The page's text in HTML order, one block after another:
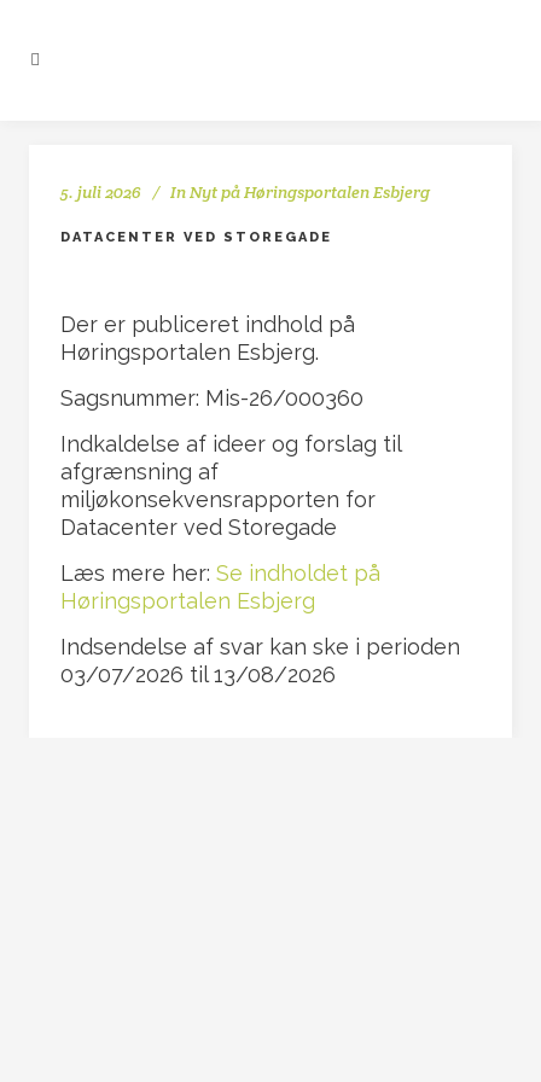
5. juli 2026 InNyt på Høringsportalen Esbjerg
DATACENTER VED STOREGADE
Der er publiceret indhold på
Høringsportalen Esbjerg.
Sagsnummer: Mis-26/000360
Indkaldelse af ideer og forslag til
afgrænsning af
miljøkonsekvensrapporten for
Datacenter ved Storegade
Læs mere her: Se indholdet på
Høringsportalen Esbjerg
Indsendelse af svar kan ske i perioden
03/07/2026 til 13/08/2026